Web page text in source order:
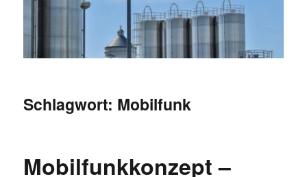
Schlagwort: Mobilfunk
Mobilfunkkonzept –